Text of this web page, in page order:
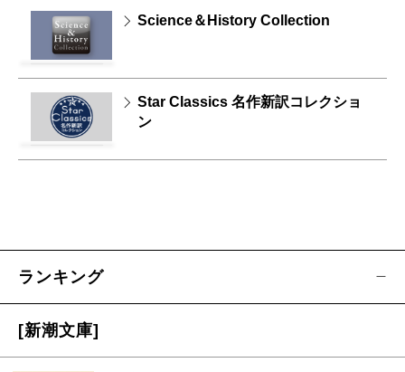
Science＆History Collection
Star Classics 名作新訳コレクショ
ン
ランキング
[新潮文庫]